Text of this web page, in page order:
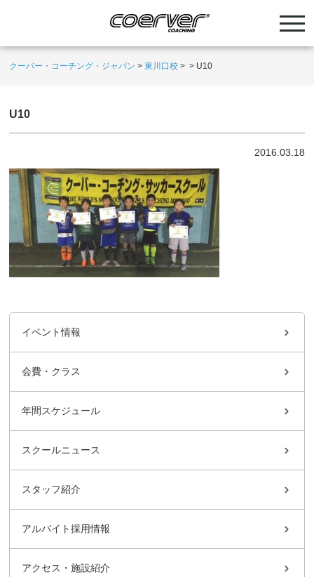
クーバー・コーチング・ジャパン >東川口校 > > U10
U10
2016.03.18
イベント情報
会費・クラス
年間スケジュール
スクールニュース
スタッフ紹介
アルバイト採用情報
アクセス・施設紹介